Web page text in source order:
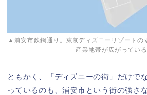
▲浦安市鉄鋼通り。東京ディズニーリゾートの
産業地帯が広がっている
ともかく、「ディズニーの街」だけで
っているのも、浦安市という街の強さ